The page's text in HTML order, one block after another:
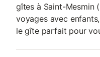
gîtes à Saint-Mesmin
voyages avec
le gîte parfait pour